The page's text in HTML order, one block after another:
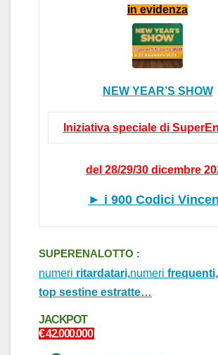
in evidenza
NEW YEAR’S SHOW
Iniziativa speciale di
del 28/29/30 dicembre
► i 900 Codici
SUPERENALOTTO :
numeri ritardatari,numeri frequenti,
top sestine estratte…
JACKPOT
€ 42.000.000